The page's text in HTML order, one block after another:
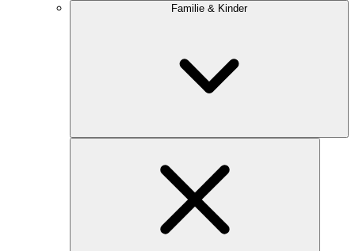
Familie & Kinder